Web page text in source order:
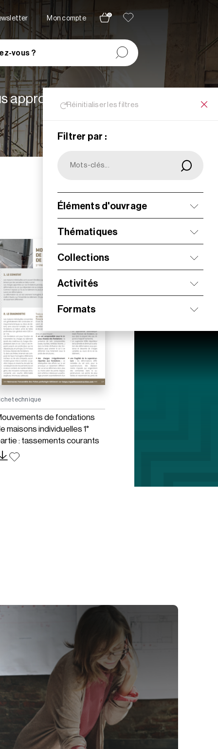
Mon compte
0
vous ?
Réinitialiser les filtres
Filtrer par :
Éléments d'ouvrage
Thématiques
Collections
Activités
Formats
appropriées à vos
technique
de fondations
maisons individuelles 1°
: tassements courants